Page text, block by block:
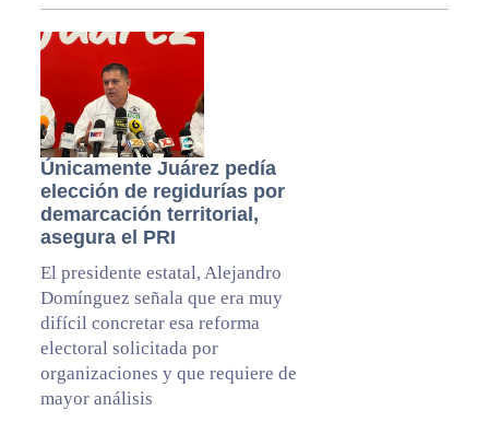
Únicamente Juárez pedía
elección de regidurías por
demarcación territorial,
asegura el PRI
El presidente estatal, Alejandro
Domínguez señala que era muy
difícil concretar esa reforma
electoral solicitada por
organizaciones y que requiere de
mayor análisis